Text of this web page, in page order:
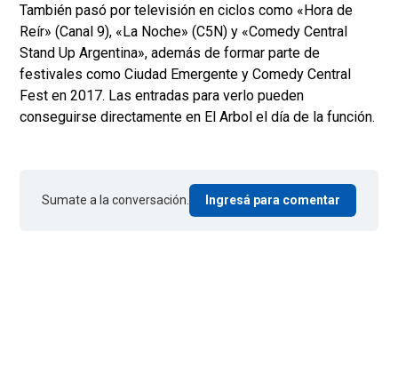
También pasó por televisión en ciclos como «Hora de
Reír» (Canal 9), «La Noche» (C5N) y «Comedy Central
Stand Up Argentina», además de formar parte de
festivales como Ciudad Emergente y Comedy Central
Fest en 2017. Las entradas para verlo pueden
conseguirse directamente en El Arbol el día de la función.
Sumate a la conversación. Ingresá para comentar